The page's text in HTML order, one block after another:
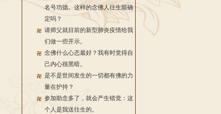
名号功德。这样的念佛人往生能确
定吗？
请师父就目前的新型肺炎疫情给我
们做一些开示。
念佛什么心态最好？我有时觉得自
己内心很黑暗。
是不是世间发生的一切都有佛的力
量在护持？
参加助念多了，就会产生错觉：这
个人是我送往生的。